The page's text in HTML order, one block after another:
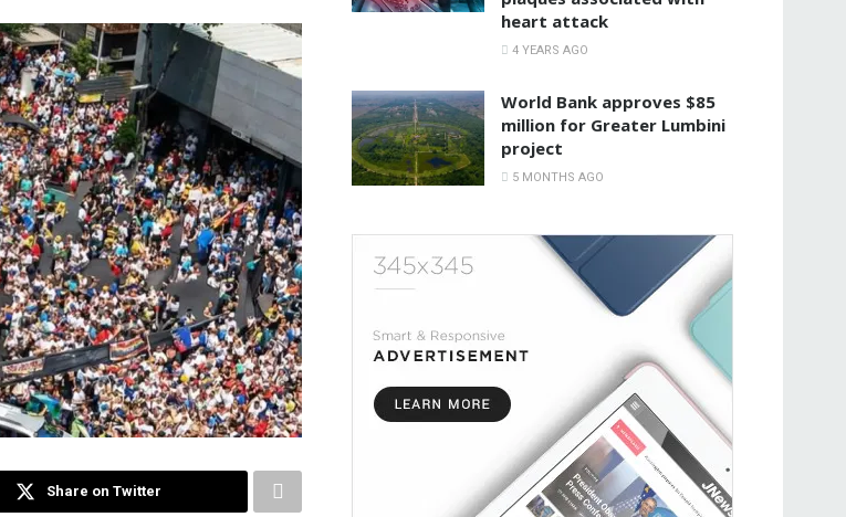
Share on Twitter
heart attack
4 YEARS AGO
World Bank approves $85
million for Greater Lumbini
project
5 MONTHS AGO